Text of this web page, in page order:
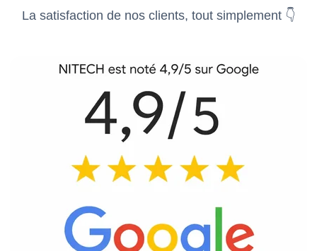
La satisfaction de nos clients, tout simplement 👇